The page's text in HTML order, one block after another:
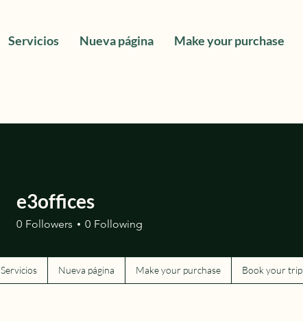
Servicios Nueva página Make your purchase
e3offices
0 Followers 0 Following
Servicios Nueva página Make your purchase Book your trip